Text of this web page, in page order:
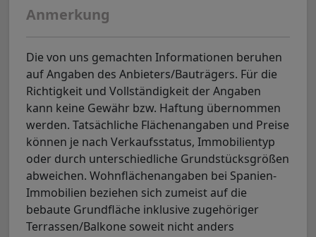
Anmerkung
Die von uns gemachten Informationen beruhen
auf Angaben des Anbieters/Bauträgers. Für die
Richtigkeit und Vollständigkeit der Angaben
kann keine Gewähr bzw. Haftung übernommen
werden. Tatsächliche Flächenangaben und Preise
können je nach Verkaufsstatus, Immobilientyp
oder durch unterschiedliche Grundstücksgrößen
abweichen. Wohnflächenangaben bei Spanien-
Immobilien beziehen sich zumeist auf die
bebaute Grundfläche inklusive zugehöriger
Terrassen/Balkone soweit nicht anders